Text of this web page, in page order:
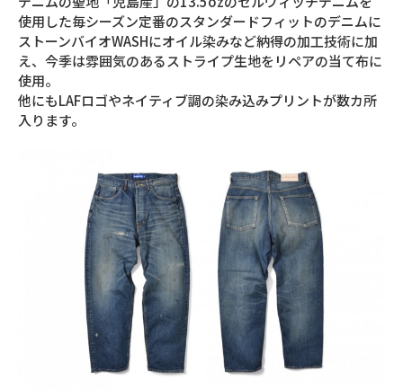
使用した毎シーズン定番のスタンダードフィットのデニムに
ストーンバイオWASHにオイル染みなど納得の加工技術に加
え、今季は雰囲気のあるストライプ生地をリペアの当て布に
使用。
他にもLAFロゴやネイティブ調の染み込みプリントが数カ所
入ります。